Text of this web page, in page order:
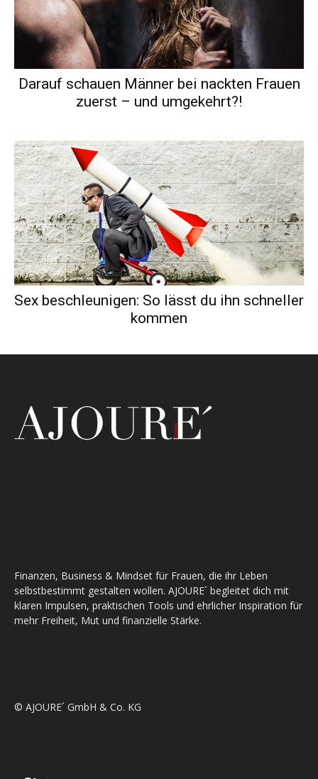
Darauf schauen Männer bei nackten Frauen
zuerst – und umgekehrt?!
Sex beschleunigen: So lässt du ihn schneller
kommen
Finanzen, Business & Mindset für Frauen, die ihr Leben
selbstbestimmt gestalten wollen. AJOURE´ begleitet dich mit
klaren Impulsen, praktischen Tools und ehrlicher Inspiration für
mehr Freiheit, Mut und finanzielle Stärke.
© AJOURE´ GmbH & Co. KG